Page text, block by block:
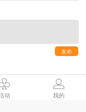
发布
动 我的